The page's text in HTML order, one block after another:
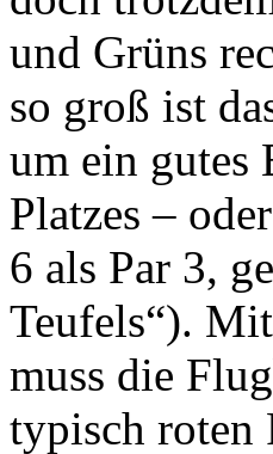
und Grüns
so groß ist
um ein gutes
Platzes –
6 als Par 3,
Teufels“).
muss die
typisch roten